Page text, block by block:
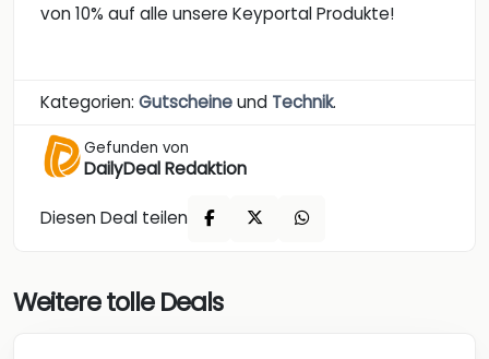
von 10% auf alle unsere Keyportal Produkte!
Kategorien: Gutscheineund Technik.
Gefunden von
DailyDeal Redaktion
Diesen Deal teilen
Weitere tolle Deals